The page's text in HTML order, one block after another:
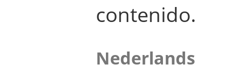
contenido.
Nederlands